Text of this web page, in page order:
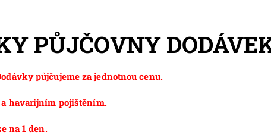
PŮJČOVNY
půjčujeme za jednotnou cenu.
havarijním pojištěním.
na 1 den.